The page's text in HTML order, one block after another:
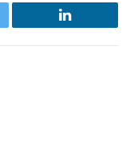
LinkedIn